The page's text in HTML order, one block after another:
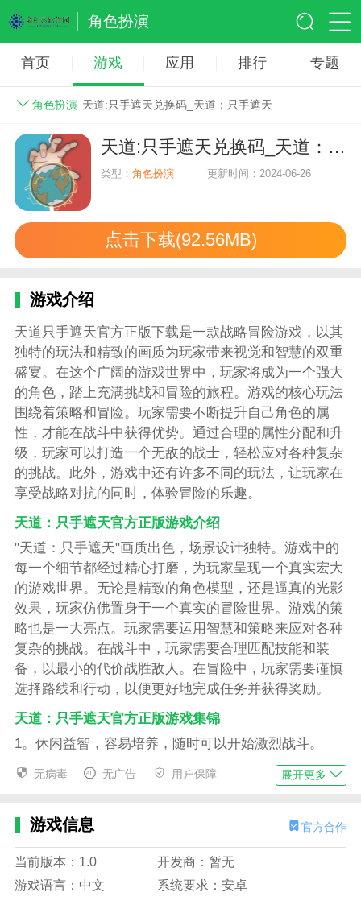
角色扮演
首页 游戏 应用 排行 专题
角色扮演 天道:只手遮天兑换码_天道：只手遮天
天道:只手遮天兑换码_天道：只手遮天
类型：角色扮演 更新时间：2024-06-26
点击下载(92.56MB)
游戏介绍
天道只手遮天官方正版下载是一款战略冒险游戏，以其
独特的玩法和精致的画质为玩家带来视觉和智慧的双重
盛宴。在这个广阔的游戏世界中，玩家将成为一个强大
的角色，踏上充满挑战和冒险的旅程。游戏的核心玩法
围绕着策略和冒险。玩家需要不断提升自己角色的属
性，才能在战斗中获得优势。通过合理的属性分配和升
级，玩家可以打造一个无敌的战士，轻松应对各种复杂
的挑战。此外，游戏中还有许多不同的玩法，让玩家在
享受战略对抗的同时，体验冒险的乐趣。
天道：只手遮天官方正版游戏介绍
"天道：只手遮天"画质出色，场景设计独特。游戏中的
每一个细节都经过精心打磨，为玩家呈现一个真实宏大
的游戏世界。无论是精致的角色模型，还是逼真的光影
效果，玩家仿佛置身于一个真实的冒险世界。游戏的策
略也是一大亮点。玩家需要运用智慧和策略来应对各种
复杂的挑战。在战斗中，玩家需要合理匹配技能和装
备，以最小的代价战胜敌人。在冒险中，玩家需要谨慎
选择路线和行动，以便更好地完成任务并获得奖励。
天道：只手遮天官方正版游戏集锦
1。休闲益智，容易培养，随时可以开始激烈战斗。
2。在修仙的过程中，多感受天道帮助你成长的力量。
4。每天都可以签到，这样可以获得奖励。
天道：只手遮天官方正版游戏功能
1。经历每一个微小的变化，宇宙中的任何生命都将掌
无病毒 无广告 用户保障 展开更多
游戏信息 官方合作
当前版本：1.0
开发商：暂无
游戏语言：中文
系统要求：安卓